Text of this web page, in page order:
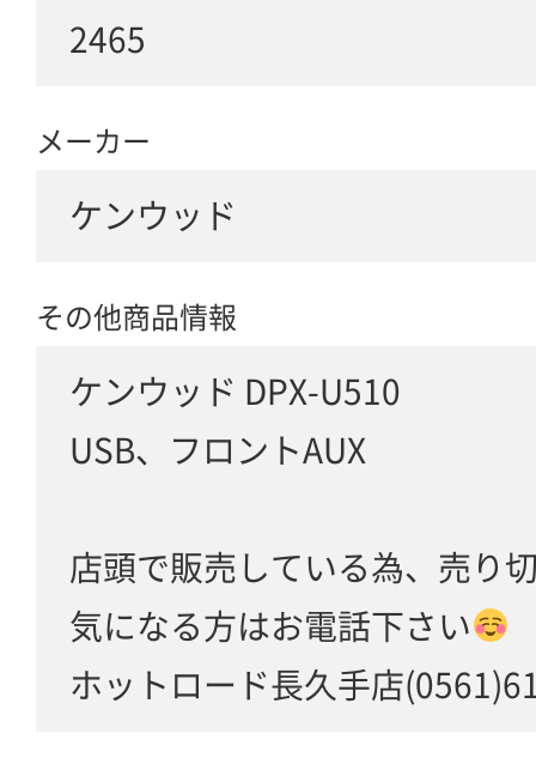
2465
メーカー
ケンウッド
その他商品情報
ケンウッド DPX-U510
USB、フロントAUX
店頭で販売している為、売り
気になる方はお電話下さい
ホットロード長久手店